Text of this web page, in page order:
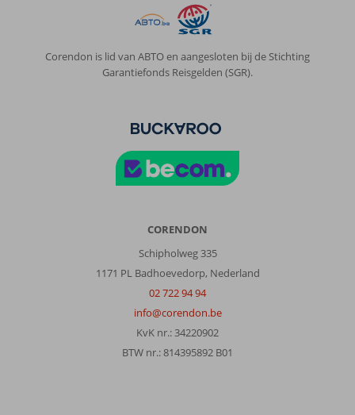
Corendon is lid van ABTO en aangesloten bij de Stichting
Garantiefonds Reisgelden (SGR).
CORENDON
Schipholweg 335
1171 PL Badhoevedorp, Nederland
02 722 94 94
info@corendon.be
KvK nr.: 34220902
BTW nr.: 814395892 B01